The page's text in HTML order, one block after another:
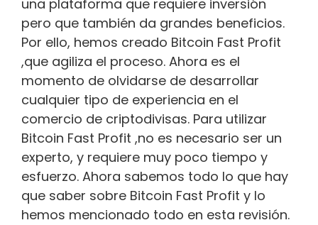
una plataforma que requiere inversión
pero que también da grandes beneficios.
Por ello, hemos creado Bitcoin Fast Profit
,que agiliza el proceso. Ahora es el
momento de olvidarse de desarrollar
cualquier tipo de experiencia en el
comercio de criptodivisas. Para utilizar
Bitcoin Fast Profit ,no es necesario ser un
experto, y requiere muy poco tiempo y
esfuerzo. Ahora sabemos todo lo que hay
que saber sobre Bitcoin Fast Profit y lo
hemos mencionado todo en esta revisión.